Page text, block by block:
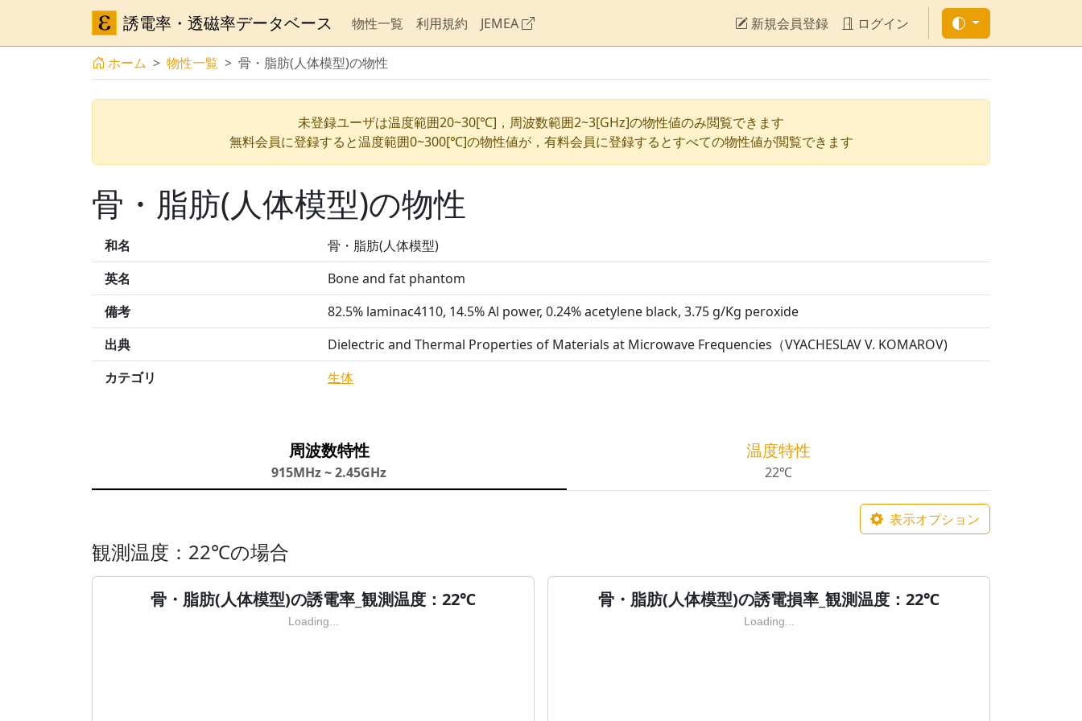
誘電率・透磁率データベース 物性一覧 利用規約 JEMEA 新規会員登録 ログイン
ホーム 物性一覧 骨・脂肪(人体模型)の物性
未登録ユーザは温度範囲20~30[℃]，周波数範囲2~3[GHz]の物性値のみ閲覧できます
無料会員に登録すると温度範囲0~300[℃]の物性値が，有料会員に登録するとすべての物性値が閲覧できます
骨・脂肪(人体模型)の物性
和名
骨・脂肪(人体模型)
英名
Bone and fat phantom
備考
82.5% laminac4110, 14.5% Al power, 0.24% acetylene black, 3.75 g/Kg peroxide
出典
Dielectric and Thermal Properties of Materials at Microwave Frequencies（VYACHESLAV V. KOMAROV)
カテゴリ
生体
周波数特性
915MHz ~ 2.45GHz
温度特性
22℃
表示オプション
観測温度：22℃の場合
骨・脂肪(人体模型)の誘電率_観測温度：22℃
Loading...
骨・脂肪(人体模型)の誘電損率_観測温度：22℃
Loading...